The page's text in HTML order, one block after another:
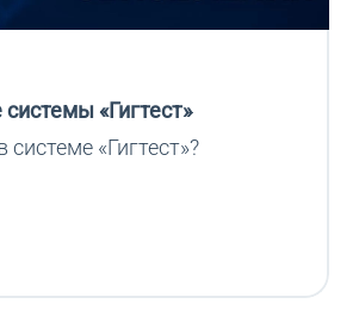
«Гигтест»
системе «Гигтест»?